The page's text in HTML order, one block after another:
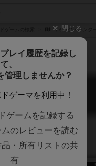
コミック・ハンター
ック・ハンター
Comic Hunters
閉じる
レイ履歴を記録し
て、
管理しませんか？
ゲーマを利用中！
ゲームを記録する
のレビューを読む
・所有リストの共
有